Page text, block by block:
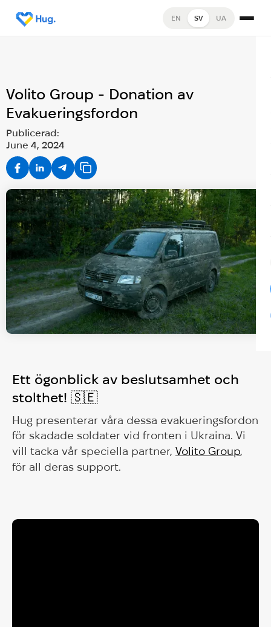
EN SV UA
Volito Group - Donation av
Evakueringsfordon
Publicerad:
June 4, 2024
Ett ögonblick av beslutsamhet och
stolthet! 🇸🇪
Hug presenterar våra dessa evakueringsfordon
för skadade soldater vid fronten i Ukraina. Vi
vill tacka vår speciella partner, Volito Group,
för all deras support.